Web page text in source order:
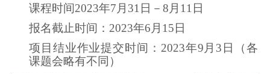
课程时间2023年7 月 31 日－8月11日
报名截止时间：2023年6月15日
项目结业作业提交时间：2023年9月3日（各
课题会略有不同）